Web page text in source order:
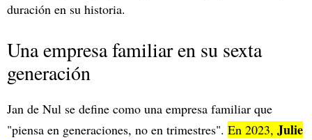
duración en su historia.
Una empresa familiar en su sexta
generación
Jan de Nul se define como una empresa familiar que
"piensa en generaciones, no en trimestres". En 2023, Julie